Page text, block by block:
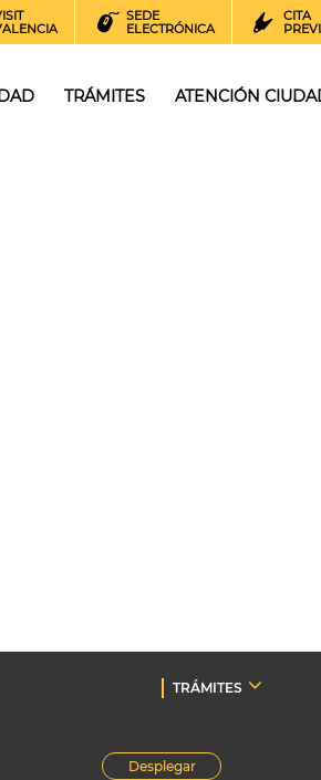
SEDE
ELECTRÓNICA
CITA
TRÁMITES ATENCIÓN
TRÁMITES
Desplegar